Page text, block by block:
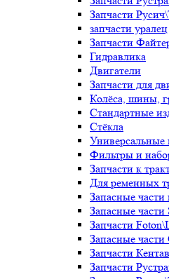
Запчасти
запчасти уралец
Запчасти
Гидравлика
Двигатели
Запчасти для
Колёса, шины,
Стандартные
Стёкла
Фильтры и
Запчасти к
Для ременных
Запасные части
Запасные части
Запчасти
Запасные части
Запчасти
Запчасти